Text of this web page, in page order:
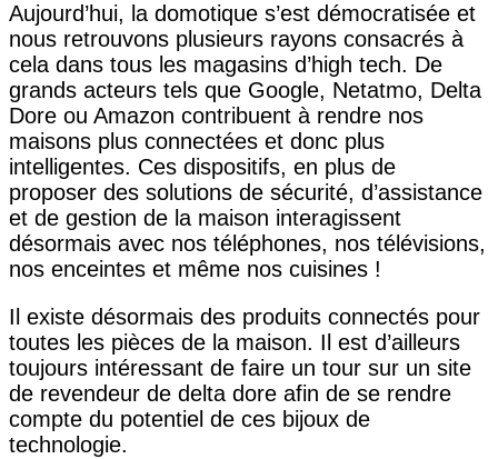
Aujourd’hui, la domotique s’est démocratisée et
nous retrouvons plusieurs rayons consacrés à
cela dans tous les magasins d’high tech. De
grands acteurs tels que Google, Netatmo, Delta
Dore ou Amazon contribuent à rendre nos
maisons plus connectées et donc plus
intelligentes. Ces dispositifs, en plus de
proposer des solutions de sécurité, d’assistance
et de gestion de la maison interagissent
désormais avec nos téléphones, nos télévisions,
nos enceintes et même nos cuisines !
Il existe désormais des produits connectés pour
toutes les pièces de la maison. Il est d’ailleurs
toujours intéressant de faire un tour sur un site
de revendeur de delta dore afin de se rendre
compte du potentiel de ces bijoux de
technologie.